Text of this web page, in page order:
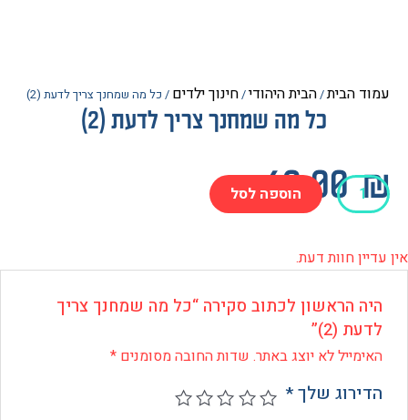
/הבית היהודי/חינוך ילדים/ כל מה שמחנך צריך לדעת (2)
כל מה שמחנך צריך לדעת (2)
הוספה לסל
חוות דעת.
הראשון לכתוב סקירה “כל מה שמחנך צריך
(2)”
לא יוצג באתר.שדות החובה מסומנים*
שלך*